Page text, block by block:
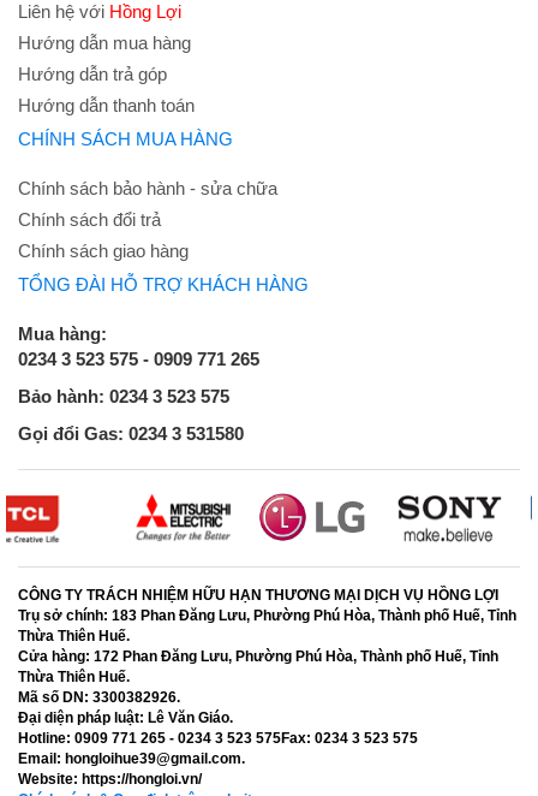
Liên hệ với Hồng Lợi
Hướng dẫn mua hàng
Hướng dẫn trả góp
Hướng dẫn thanh toán
CHÍNH SÁCH MUA HÀNG
Chính sách bảo hành - sửa chữa
Chính sách đổi trả
Chính sách giao hàng
TỔNG ĐÀI HỖ TRỢ KHÁCH HÀNG
Mua hàng:
0234 3 523 575 - 0909 771 265
Bảo hành: 0234 3 523 575
Gọi đổi Gas: 0234 3 531580
CÔNG TY TRÁCH NHIỆM HỮU HẠN THƯƠNG MẠI DỊCH VỤ HỒNG LỢI
Trụ sở chính: 183 Phan Đăng Lưu, Phường Phú Hòa, Thành phố Huế, Tỉnh
Thừa Thiên Huế.
Cửa hàng: 172 Phan Đăng Lưu, Phường Phú Hòa, Thành phố Huế, Tỉnh
Thừa Thiên Huế.
Mã số DN: 3300382926.
Đại diện pháp luật: Lê Văn Giáo.
Hotline: 0909 771 265 - 0234 3 523 575Fax: 0234 3 523 575
Email: hongloihue39@gmail.com.
Website: https://hongloi.vn/